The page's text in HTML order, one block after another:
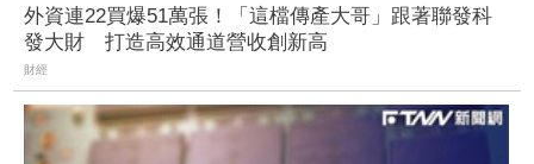
外資連22買爆51萬張！「這檔傳產大哥」跟著聯發科
發大財 打造高效通道營收創新高
財經